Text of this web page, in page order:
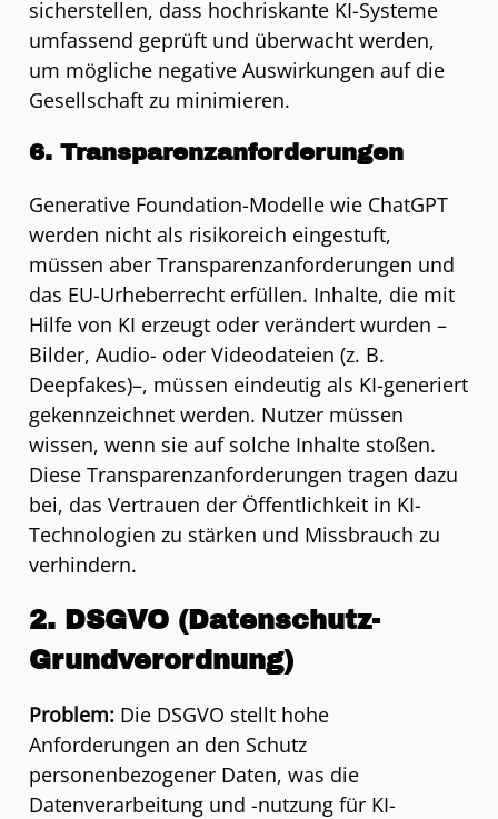
sicherstellen, dass hochriskante KI-Systeme
umfassend geprüft und überwacht werden,
um mögliche negative Auswirkungen auf die
Gesellschaft zu minimieren.
6. Transparenzanforderungen
Generative Foundation-Modelle wie ChatGPT
werden nicht als risikoreich eingestuft,
müssen aber Transparenzanforderungen und
das EU-Urheberrecht erfüllen. Inhalte, die mit
Hilfe von KI erzeugt oder verändert wurden –
Bilder, Audio- oder Videodateien (z. B.
Deepfakes)–, müssen eindeutig als KI-generiert
gekennzeichnet werden. Nutzer müssen
wissen, wenn sie auf solche Inhalte stoßen.
Diese Transparenzanforderungen tragen dazu
bei, das Vertrauen der Öffentlichkeit in KI-
Technologien zu stärken und Missbrauch zu
verhindern.
2. DSGVO (Datenschutz-
Grundverordnung)
Problem: Die DSGVO stellt hohe
Anforderungen an den Schutz
personenbezogener Daten, was die
Datenverarbeitung und -nutzung für KI-